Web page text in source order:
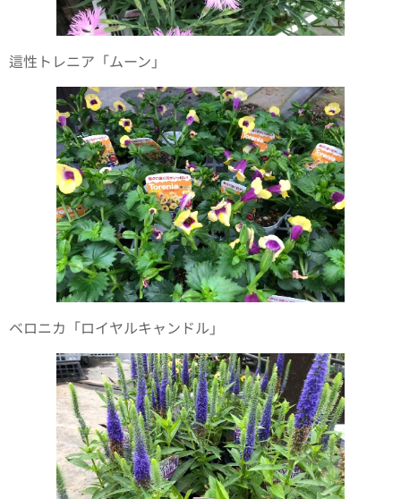
這性トレニア「ムーン」
ベロニカ「ロイヤルキャンドル」